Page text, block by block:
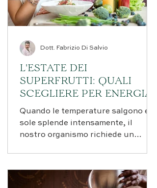
trascurati o attribuiti erroneamente
ad altre cause
L'ESTATE DEI
SUPERFRUTTI: QUALI
SCEGLIERE PER ENERGIA
E IDRATAZIONE
Quando le temperature salgono e il
sole splende intensamente, il
nostro organismo richiede un
e benessere generale. La stagione
estiva porta con sé una ricchezza
Dott. Fabrizio Di Salvio